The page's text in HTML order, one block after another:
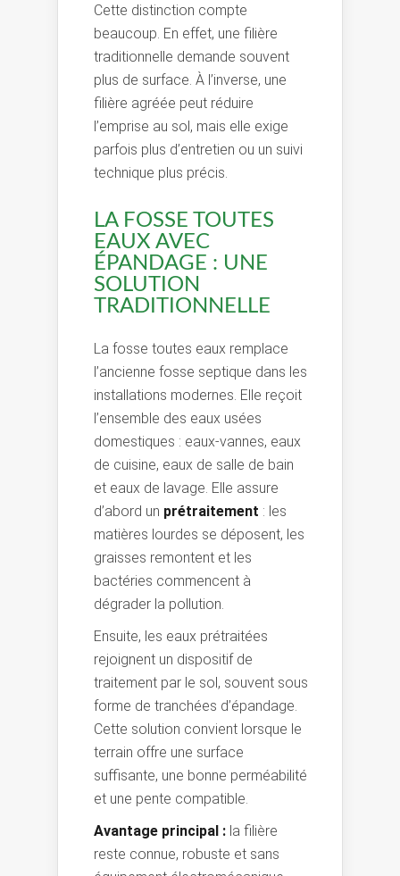
Cette distinction compte
beaucoup. En effet, une filière
traditionnelle demande souvent
plus de surface. À l’inverse, une
filière agréée peut réduire
l’emprise au sol, mais elle exige
parfois plus d’entretien ou un suivi
technique plus précis.
LA FOSSE TOUTES
EAUX AVEC
ÉPANDAGE : UNE
SOLUTION
TRADITIONNELLE
La fosse toutes eaux remplace
l’ancienne fosse septique dans les
installations modernes. Elle reçoit
l’ensemble des eaux usées
domestiques : eaux-vannes, eaux
de cuisine, eaux de salle de bain
et eaux de lavage. Elle assure
d’abord un prétraitement : les
matières lourdes se déposent, les
graisses remontent et les
bactéries commencent à
dégrader la pollution.
Ensuite, les eaux prétraitées
rejoignent un dispositif de
traitement par le sol, souvent sous
forme de tranchées d’épandage.
Cette solution convient lorsque le
terrain offre une surface
suffisante, une bonne perméabilité
et une pente compatible.
Avantage principal : la filière
reste connue, robuste et sans